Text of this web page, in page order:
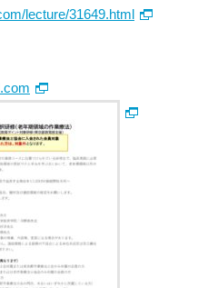
lecture/31649.html